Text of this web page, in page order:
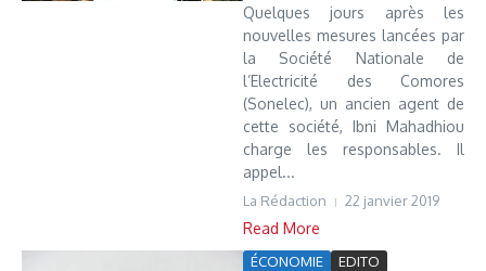
Quelques jours après les
nouvelles mesures lancées par
la Société Nationale de
l’Electricité des Comores
(Sonelec), un ancien agent de
cette société, Ibni Mahadhiou
charge les responsables. Il
appel...
La Rédaction 22 janvier 2019
Read More
ÉCONOMIE
EDITO